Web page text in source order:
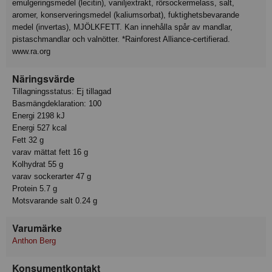
emulgeringsmedel (lecitin), vaniljextrakt, rörsockermelass, salt,
aromer, konserveringsmedel (kaliumsorbat), fuktighetsbevarande
medel (invertas), MJÖLKFETT. Kan innehålla spår av mandlar,
pistaschmandlar och valnötter. *Rainforest Alliance-certifierad.
www.ra.org
Näringsvärde
Tillagningsstatus: Ej tillagad
Basmängdeklaration: 100
Energi 2198 kJ
Energi 527 kcal
Fett 32 g
varav mättat fett 16 g
Kolhydrat 55 g
varav sockerarter 47 g
Protein 5.7 g
Motsvarande salt 0.24 g
Varumärke
Anthon Berg
Konsumentkontakt